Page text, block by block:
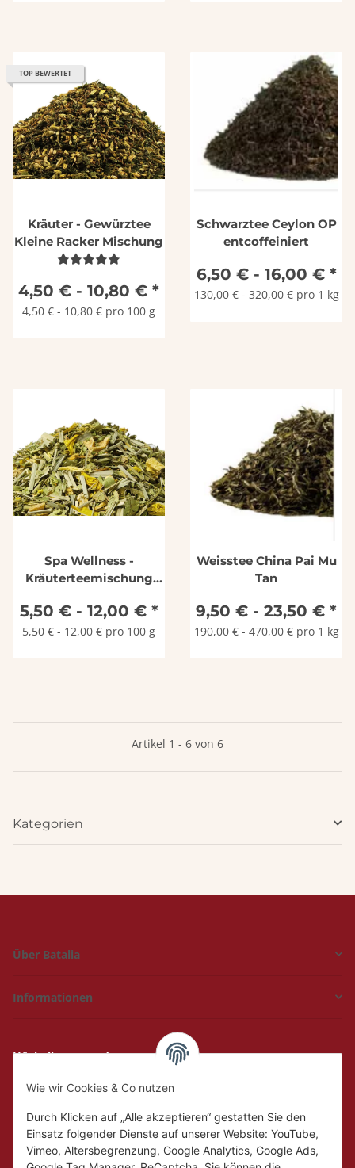
Wie wir Cookies & Co nutzen
Durch Klicken auf „Alle akzeptieren“ gestatten Sie den
Einsatz folgender Dienste auf unserer Website: YouTube,
Vimeo, Altersbegrenzung, Google Analytics, Google Ads,
TOP BEWERTET
Kräuter - Gewürztee
Kleine Racker Mischung
4,50 € - 10,80 € *
4,50 € - 10,80 € pro 100 g
Schwarztee Ceylon OP
entcoffeiniert
6,50 € - 16,00 € *
130,00 € - 320,00 € pro 1 kg
Spa Wellness -
Kräuterteemischung
5,50 € - 12,00 € *
5,50 € - 12,00 € pro 100 g
Weisstee China Pai Mu
Tan
9,50 € - 23,50 € *
190,00 € - 470,00 € pro 1 kg
Artikel 1 - 6 von 6
Kategorien
Über Batalia
Informationen
Hückelhoven und
Mo.
Ruhetag
Di. - Fr.
10:00 - 18:00
10:00 - 14:00